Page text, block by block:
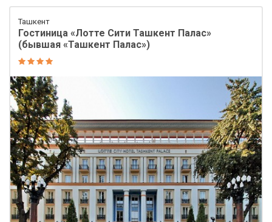
Ташкент
Гостиница «Лотте Сити Ташкент Палас»
(бывшая «Ташкент Палас»)